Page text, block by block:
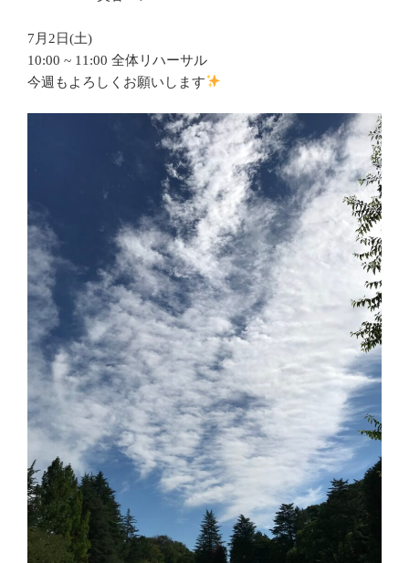
7月2日(土)
10:00 ~ 11:00 全体リハーサル
今週もよろしくお願いします